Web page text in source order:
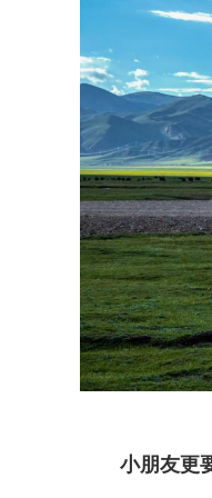
小朋友更